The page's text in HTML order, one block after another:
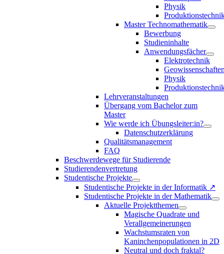
Physik
Master Technomathematik
Bewerbung
Studieninhalte
Anwendungsfächer
Elektrotechnik
Physik
Lehrveranstaltungen
Übergang vom Bachelor zum
Master
Wie werde ich Übungsleiter:in?
Datenschutzerklärung
Qualitätsmanagement
FAQ
Beschwerdewege für Studierende
Studierendenvertretung
Studentische Projekte
Studentische Projekte in der Informatik ↗
Studentische Projekte in der Mathematik
Aktuelle Projektthemen
Magische Quadrate und
Verallgemeinerungen
Wachstumsraten von
Kaninchenpopulationen in 2D
Neutral und doch fraktal?